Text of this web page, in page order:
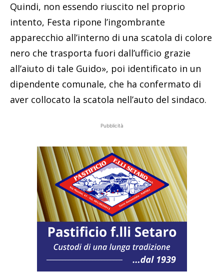
Quindi, non essendo riuscito nel proprio
intento, Festa ripone l’ingombrante
apparecchio all’interno di una scatola di colore
nero che trasporta fuori dall’ufficio grazie
all’aiuto di tale Guido», poi identificato in un
dipendente comunale, che ha confermato di
aver collocato la scatola nell’auto del sindaco.
Pubblicità